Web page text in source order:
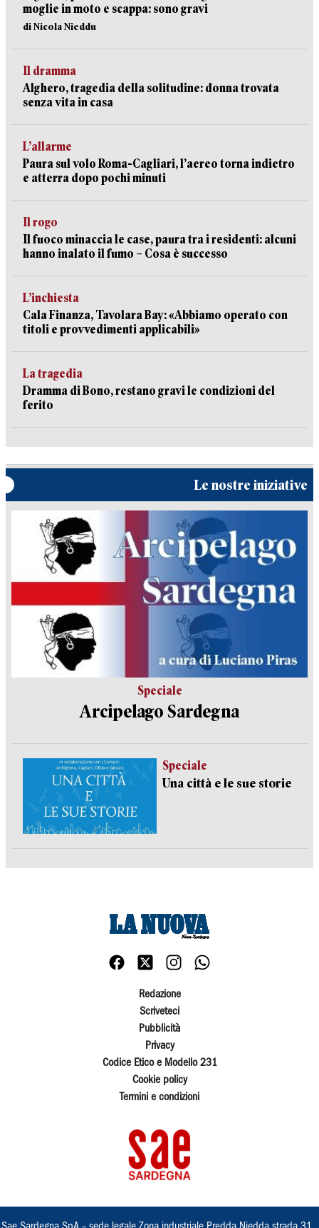
moglie in moto e scappa: sono gravi
di Nicola Nieddu
Il dramma
Alghero, tragedia della solitudine: donna trovata
senza vita in casa
L’allarme
Paura sul volo Roma-Cagliari, l’aereo torna indietro
e atterra dopo pochi minuti
Il rogo
Il fuoco minaccia le case, paura tra i residenti: alcuni
hanno inalato il fumo – Cosa è successo
L’inchiesta
Cala Finanza, Tavolara Bay: «Abbiamo operato con
titoli e provvedimenti applicabili»
La tragedia
Dramma di Bono, restano gravi le condizioni del
ferito
Le nostre iniziative
Speciale
Arcipelago Sardegna
Speciale
Una città e le sue storie
Redazione
Scriveteci
Pubblicità
Privacy
Codice Etico e Modello 231
Cookie policy
Termini e condizioni